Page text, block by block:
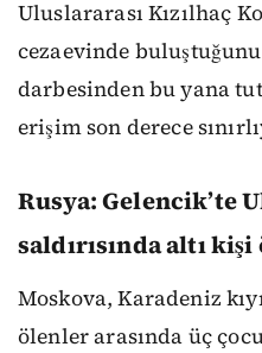
Uluslararası Kızılhaç
cezaevinde buluştuğunu
darbesinden bu yana
erişim son derece
Rusya: Gelencik’te
saldırısında altı
Moskova, Karadeniz
ölenler arasında üç